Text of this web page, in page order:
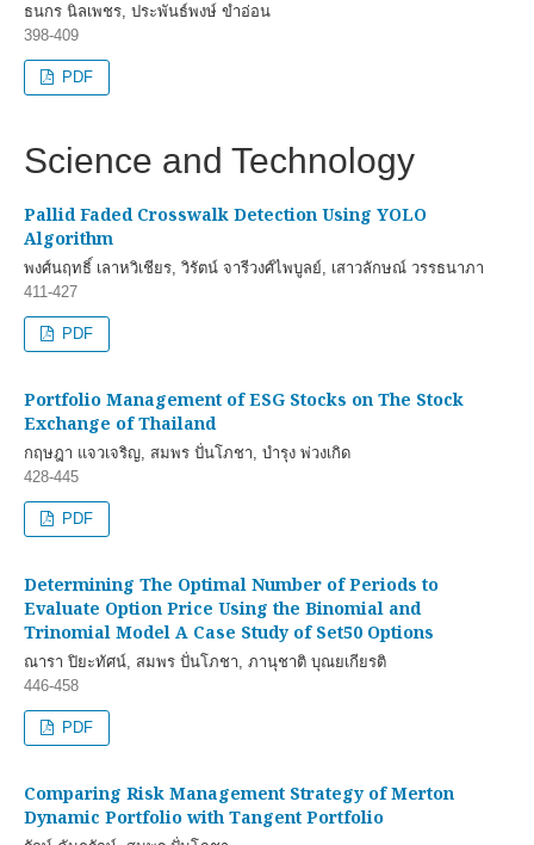
ธนกร นิลเพชร, ประพันธ์พงษ์ ขำอ่อน
398-409
PDF
Science and Technology
Pallid Faded Crosswalk Detection Using YOLO
Algorithm
พงศ์นฤทธิ์ เลาหวิเชียร, วิรัตน์ จารีวงศ์ไพบูลย์, เสาวลักษณ์ วรรธนาภา
411-427
PDF
Portfolio Management of ESG Stocks on The Stock
Exchange of Thailand
กฤษฎา แจวเจริญ, สมพร ปั่นโภชา, บำรุง พ่วงเกิด
428-445
PDF
Determining The Optimal Number of Periods to
Evaluate Option Price Using the Binomial and
Trinomial Model A Case Study of Set50 Options
ณารา ปิยะทัศน์, สมพร ปั่นโภชา, ภานุชาติ บุณยเกียรติ
446-458
PDF
Comparing Risk Management Strategy of Merton
Dynamic Portfolio with Tangent Portfolio